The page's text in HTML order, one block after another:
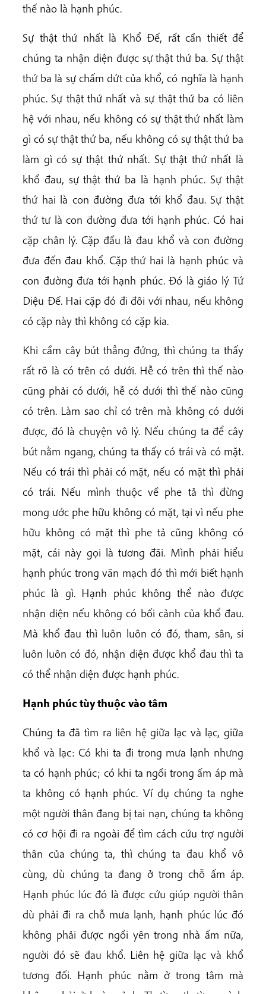
thế nào là hạnh phúc.
Sự thật thứ nhất là Khổ Đế, rất cần thiết để
chúng ta nhận diện được sự thật thứ ba. Sự thật
thứ ba là sự chấm dứt của khổ, có nghĩa là hạnh
phúc. Sự thật thứ nhất và sự thật thứ ba có liên
hệ với nhau, nếu không có sự thật thứ nhất làm
gì có sự thật thứ ba, nếu không có sự thật thứ ba
làm gì có sự thật thứ nhất. Sự thật thứ nhất là
khổ đau, sự thật thứ ba là hạnh phúc. Sự thật
thứ hai là con đường đưa tới khổ đau. Sự thật
thứ tư là con đường đưa tới hạnh phúc. Có hai
cặp chân lý. Cặp đầu là đau khổ và con đường
đưa đến đau khổ. Cặp thứ hai là hạnh phúc và
con đường đưa tới hạnh phúc. Đó là giáo lý Tứ
Diệu Đế. Hai cặp đó đi đôi với nhau, nếu không
có cặp này thì không có cặp kia.
Khi cầm cây bút thẳng đứng, thì chúng ta thấy
rất rõ là có trên có dưới. Hễ có trên thì thế nào
cũng phải có dưới, hễ có dưới thì thế nào cũng
có trên. Làm sao chỉ có trên mà không có dưới
được, đó là chuyện vô lý. Nếu chúng ta để cây
bút nằm ngang, chúng ta thấy có trái và có mặt.
Nếu có trái thì phải có mặt, nếu có mặt thì phải
có trái. Nếu mình thuộc về phe tả thì đừng
mong ước phe hữu không có mặt, tại vì nếu phe
hữu không có mặt thì phe tả cũng không có
mặt, cái này gọi là tương đãi. Mình phải hiểu
hạnh phúc trong văn mạch đó thì mới biết hạnh
phúc là gì. Hạnh phúc không thể nào được
nhận diện nếu không có bối cảnh của khổ đau.
Mà khổ đau thì luôn luôn có đó, tham, sân, si
luôn luôn có đó, nhận diện được khổ đau thì ta
có thể nhận diện được hạnh phúc.
Hạnh phúc tùy thuộc vào tâm
Chúng ta đã tìm ra liên hệ giữa lạc và lạc, giữa
khổ và lạc: Có khi ta đi trong mưa lạnh nhưng
ta có hạnh phúc; có khi ta ngồi trong ấm áp mà
ta không có hạnh phúc. Ví dụ chúng ta nghe
một người thân đang bị tai nạn, chúng ta không
có cơ hội đi ra ngoài để tìm cách cứu trợ người
thân của chúng ta, thì chúng ta đau khổ vô
cùng, dù chúng ta đang ở trong chỗ ấm áp.
Hạnh phúc lúc đó là được cứu giúp người thân
dù phải đi ra chỗ mưa lạnh, hạnh phúc lúc đó
không phải được ngồi yên trong nhà ấm nữa,
người đó sẽ đau khổ. Liên hệ giữa lạc và khổ
tương đối. Hạnh phúc nằm ở trong tâm mà